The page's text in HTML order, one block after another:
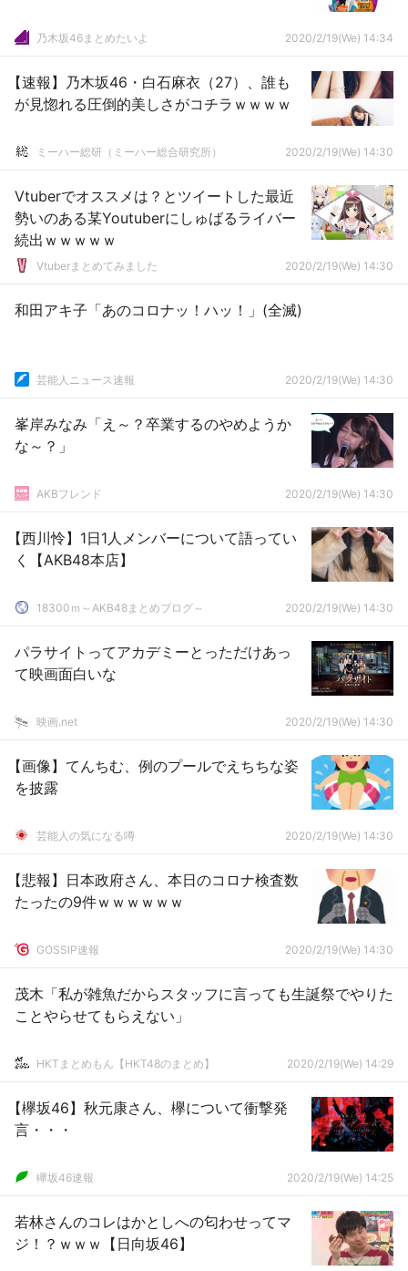
乃木坂46まとめたいよ 2020/2/19(We) 14:34
【速報】乃木坂46・白石麻衣（27）、誰も
が見惚れる圧倒的美しさがコチラｗｗｗｗ
ミーハー総研（ミーハー総合研究所） 2020/2/19(We) 14:30
Vtuberでオススメは？とツイートした最近
勢いのある某Youtuberにしゅばるライバー
続出ｗｗｗｗｗ
Vtuberまとめてみました 2020/2/19(We) 14:30
和田アキ子「あのコロナッ！ハッ！」(全滅)
芸能人ニュース速報 2020/2/19(We) 14:30
峯岸みなみ「え～？卒業するのやめようか
な～？」
AKBフレンド 2020/2/19(We) 14:30
【西川怜】1日1人メンバーについて語ってい
く【AKB48本店】
18300ｍ～AKB48まとめブログ～ 2020/2/19(We) 14:30
パラサイトってアカデミーとっただけあっ
て映画面白いな
映画.net 2020/2/19(We) 14:30
【画像】てんちむ、例のプールでえちちな姿
を披露
芸能人の気になる噂 2020/2/19(We) 14:30
【悲報】日本政府さん、本日のコロナ検査数
たったの9件ｗｗｗｗｗｗ
GOSSIP速報 2020/2/19(We) 14:30
茂木「私が雑魚だからスタッフに言っても生誕祭でやりた
ことやらせてもらえない」
HKTまとめもん【HKT48のまとめ】 2020/2/19(We) 14:29
【欅坂46】秋元康さん、欅について衝撃発
言・・・
欅坂46速報 2020/2/19(We) 14:25
若林さんのコレはかとしへの匂わせってマ
ジ！？ｗｗｗ【日向坂46】